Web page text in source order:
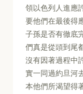
領以色列人進應
要他們在最後得
子孫是否有徹底
們真是從頭到尾
沒有因著過程中
實一同過約旦河
本他們所渴望得